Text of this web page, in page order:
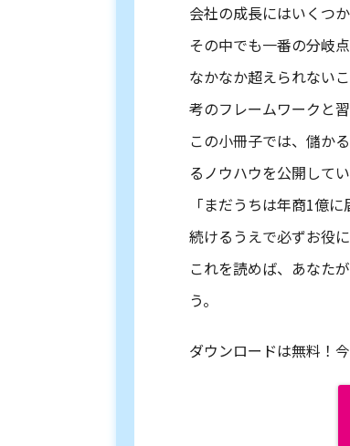
会社の成長にはいくつ
その中でも一番の分岐
なかなか超えられない
考のフレームワークと習
この小冊子では、儲か
るノウハウを公開してい
「まだうちは年商1億
続けるうえで必ずお役に
これを読めば、あなた
う。
ダウンロードは無料！